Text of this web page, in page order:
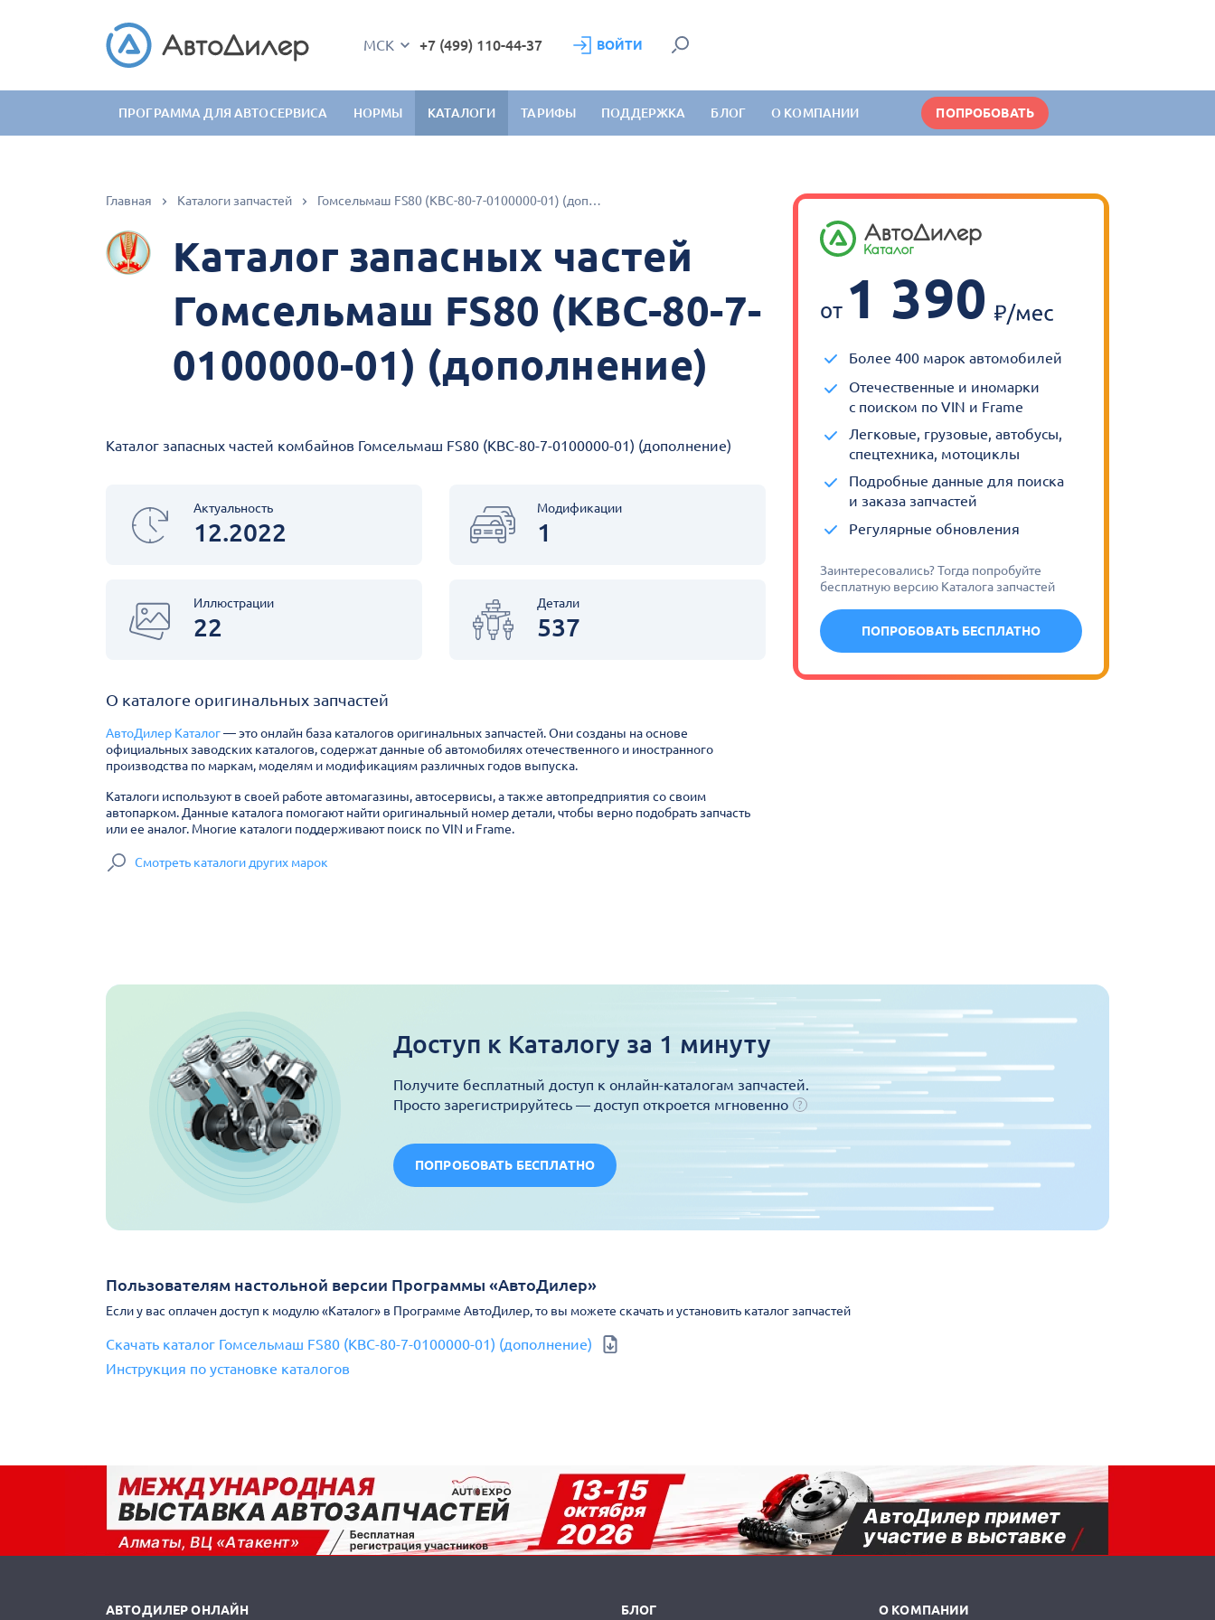
МСК +7 (499) 110-44-37 ВОЙТИ
ПРОГРАММА ДЛЯ АВТОСЕРВИСА НОРМЫ КАТАЛОГИ ТАРИФЫ ПОДДЕРЖКА БЛОГ О КОМПАНИИ ПОПРОБОВАТЬ
Главная Каталоги запчастей Гомсельмаш FS80 (КВС-80-7-0100000-01) (дополнение)
Каталог запасных частей
Гомсельмаш FS80 (КВС-80-7-
0100000-01) (дополнение)
Каталог запасных частей комбайнов Гомсельмаш FS80 (КВС-80-7-0100000-01) (дополнение)
Актуальность
12.2022
Модификации
1
Иллюстрации
22
Детали
537
О каталоге оригинальных запчастей
АвтоДилер Каталог— это онлайн база каталогов оригинальных запчастей. Они созданы на основе
официальных заводских каталогов, содержат данные об автомобилях отечественного и иностранного
производства по маркам, моделям и модификациям различных годов выпуска.
Каталоги используют в своей работе автомагазины, автосервисы, а также автопредприятия со своим
автопарком. Данные каталога помогают найти оригинальный номер детали, чтобы верно подобрать запчасть
или ее аналог. Многие каталоги поддерживают поиск по VIN и Frame.
Смотреть каталоги других марок
от 1 390
Более 400 марок автомобилей
Отечественные и иномарки
с поиском по VIN и Frame
Легковые, грузовые, автобусы,
спецтехника, мотоциклы
Подробные данные для поиска
и заказа запчастей
Регулярные обновления
Заинтересовались? Тогда попробуйте
бесплатную версию Каталога запчастей
ПОПРОБОВАТЬ БЕСПЛАТНО
Доступ к Каталогу за 1 минуту
Получите бесплатный доступ к онлайн-каталогам запчастей.
Просто зарегистрируйтесь — доступ откроется мгновенно
ПОПРОБОВАТЬ БЕСПЛАТНО
Пользователям настольной версии Программы «АвтоДилер»
Если у вас оплачен доступ к модулю «Каталог» в Программе АвтоДилер, то вы можете скачать и установить каталог запчастей
Скачать каталог Гомсельмаш FS80 (КВС-80-7-0100000-01) (дополнение)
Инструкция по установке каталогов
АВТОДИЛЕР ОНЛАЙН БЛОГ О КОМПАНИИ